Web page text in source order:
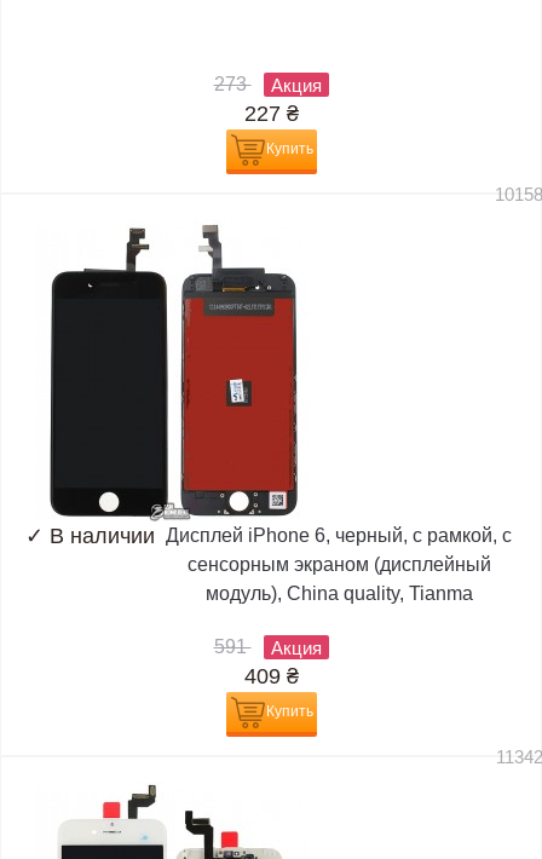
273 Акция
227 ₴
Купить
✓ В наличии Дисплей iPhone 6, черный, с рамкой, с
сенсорным экраном (дисплейный
модуль), China quality, Tianma
591 Акция
409 ₴
Купить